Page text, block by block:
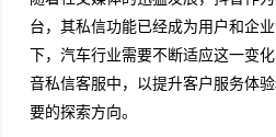
台，其私信功能已经成为用户和企
下，汽车行业需要不断适应这一变
音私信客服中，以提升客户服务体
要的探索方向。